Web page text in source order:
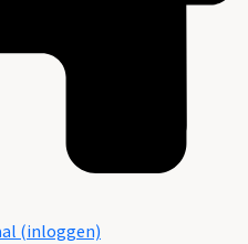
(inloggen)